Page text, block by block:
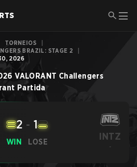
TORNEIOS
BRAZIL: STAGE 2
2026
VALORANT Challengers
Partida
WIN
2 - 1
LOSE INTZ
-